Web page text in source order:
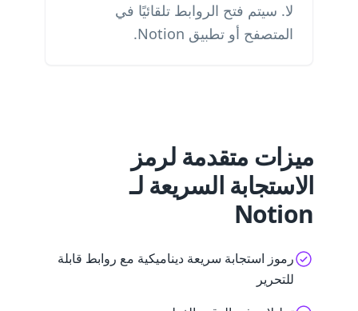
لا. سيتم فتح الروابط تلقائيًا في
المتصفح أو تطبيق Notion.
ميزات متقدمة لرمز
الاستجابة السريعة لـ
Notion
رموز استجابة سريعة ديناميكية مع روابط قابلة
للتحرير